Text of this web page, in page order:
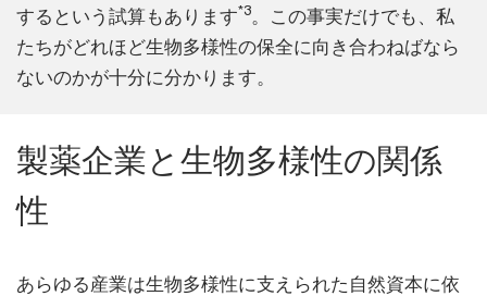
するという試算もあります*3。この事実だけでも、私
たちがどれほど生物多様性の保全に向き合わねばなら
ないのかが十分に分かります。
製薬企業と生物多様性の関係
性
あらゆる産業は生物多様性に支えられた自然資本に依